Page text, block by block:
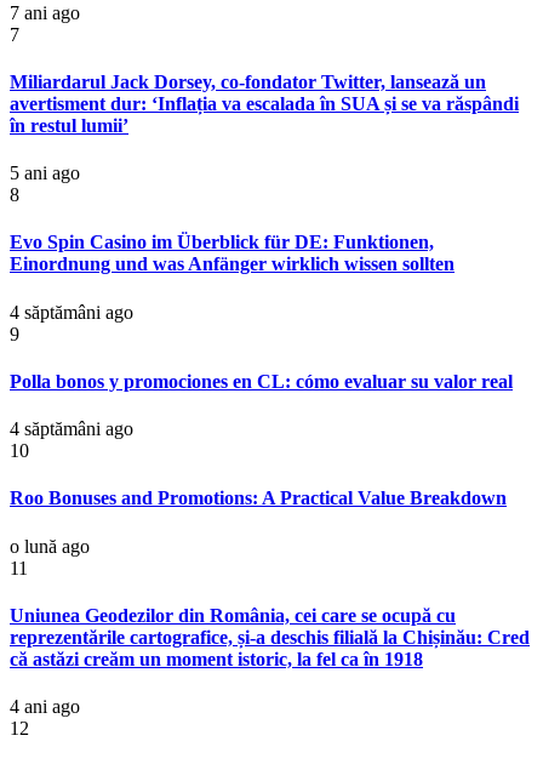
7 ani ago
7
Miliardarul Jack Dorsey, co-fondator Twitter, lansează un
avertisment dur: ‘Inflația va escalada în SUA și se va răspândi
în restul lumii’
5 ani ago
8
Evo Spin Casino im Überblick für DE: Funktionen,
Einordnung und was Anfänger wirklich wissen sollten
4 săptămâni ago
9
Polla bonos y promociones en CL: cómo evaluar su valor real
4 săptămâni ago
10
Roo Bonuses and Promotions: A Practical Value Breakdown
o lună ago
11
Uniunea Geodezilor din România, cei care se ocupă cu
reprezentările cartografice, și-a deschis filială la Chișinău: Cred
că astăzi creăm un moment istoric, la fel ca în 1918
4 ani ago
12